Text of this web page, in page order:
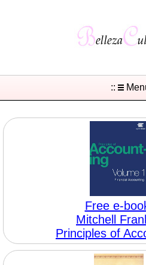
::
Free e-
Mitchell
Principles of